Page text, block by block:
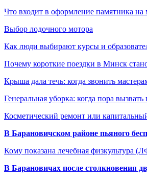
Что входит в оформление памятника на
Выбор лодочного мотора
Как люди выбирают курсы и
Почему короткие поездки в Минск
Крыша дала течь: когда звонить
Генеральная уборка: когда пора
Косметический ремонт или
В Барановичском районе пьяного
Кому показана лечебная физкультура
В Барановичах после столкновения